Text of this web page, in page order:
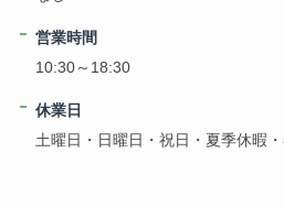
営業時間
10:30～18:30
休業日
土曜日・日曜日・祝日・夏季休暇